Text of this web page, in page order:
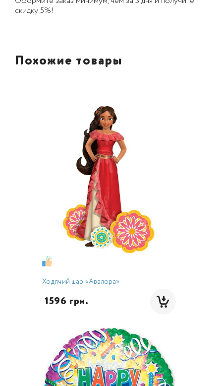
скидку 5%!
Похожие товары
Ходячий шар «Авалора»
1596 грн.